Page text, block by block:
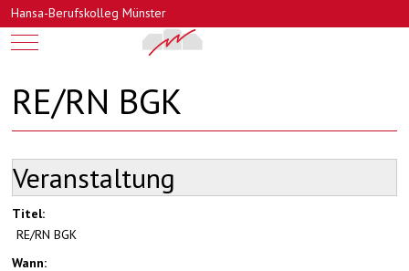
Hansa-Berufskolleg Münster
Mobile Menu Toggle
RE/RN BGK
Veranstaltung
Titel:
RE/RN BGK
Wann: